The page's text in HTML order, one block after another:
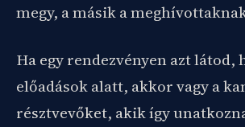
megy, a másik a
Ha egy rendezvényen azt látod,
előadások alatt, akkor vagy a
résztvevőket, akik így